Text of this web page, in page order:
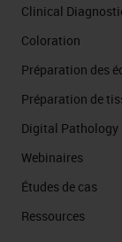
Clinical
Coloration
Préparation des
Préparation de
Digital Pathology
Webinaires
Études de cas
Ressources